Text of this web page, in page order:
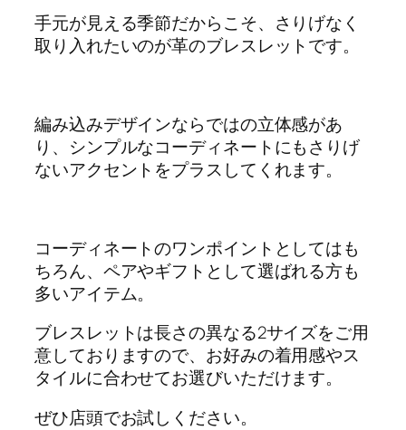
手元が見える季節だからこそ、さりげなく
取り入れたいのが革のブレスレットです。
編み込みデザインならではの立体感があ
り、シンプルなコーディネートにもさりげ
ないアクセントをプラスしてくれます。
コーディネートのワンポイントとしてはも
ちろん、ペアやギフトとして選ばれる方も
多いアイテム。
ブレスレットは長さの異なる2サイズをご用
意しておりますので、お好みの着用感やス
タイルに合わせてお選びいただけます。
ぜひ店頭でお試しください。